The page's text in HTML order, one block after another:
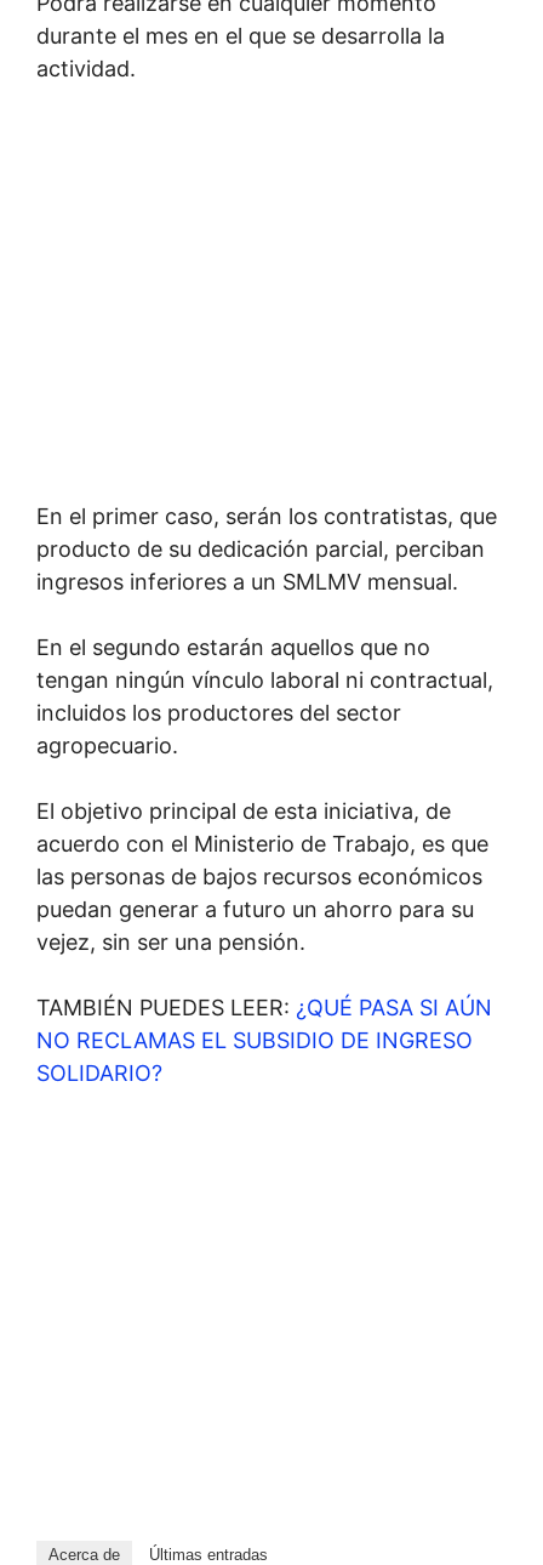
durante el mes en el que se desarrolla la
actividad.
En el primer caso, serán los contratistas, que
producto de su dedicación parcial, perciban
ingresos inferiores a un SMLMV mensual.
En el segundo estarán aquellos que no
tengan ningún vínculo laboral ni contractual,
incluidos los productores del sector
agropecuario.
El objetivo principal de esta iniciativa, de
acuerdo con el Ministerio de Trabajo, es que
las personas de bajos recursos económicos
puedan generar a futuro un ahorro para su
vejez, sin ser una pensión.
TAMBIÉN PUEDES LEER: ¿QUÉ PASA SI AÚN
NO RECLAMAS EL SUBSIDIO DE INGRESO
SOLIDARIO?
Acerca de Últimas entradas